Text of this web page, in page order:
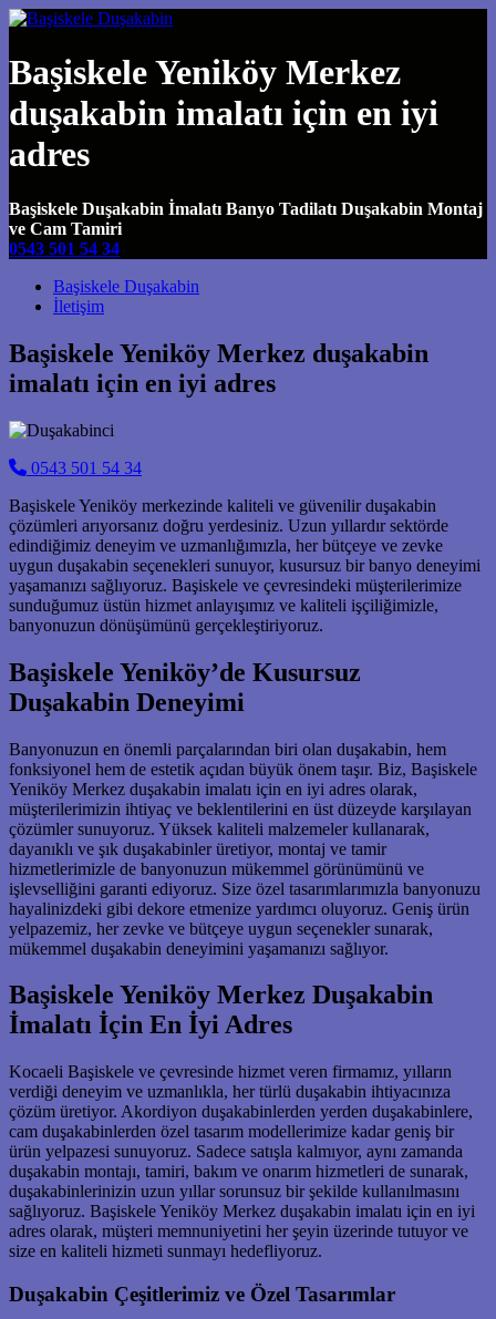
Başiskele Yeniköy Merkez
duşakabin imalatı için en iyi
adres
Başiskele Duşakabin İmalatı Banyo Tadilatı Duşakabin Montaj
ve Cam Tamiri
0543 501 54 34
Main Navigation
Başiskele Duşakabin
İletişim
Başiskele Yeniköy Merkez duşakabin
imalatı için en iyi adres
0543 501 54 34
Başiskele Yeniköy merkezinde kaliteli ve güvenilir duşakabin
çözümleri arıyorsanız doğru yerdesiniz. Uzun yıllardır sektörde
edindiğimiz deneyim ve uzmanlığımızla, her bütçeye ve zevke
uygun duşakabin seçenekleri sunuyor, kusursuz bir banyo deneyimi
yaşamanızı sağlıyoruz. Başiskele ve çevresindeki müşterilerimize
sunduğumuz üstün hizmet anlayışımız ve kaliteli işçiliğimizle,
banyonuzun dönüşümünü gerçekleştiriyoruz.
Başiskele Yeniköy’de Kusursuz
Duşakabin Deneyimi
Banyonuzun en önemli parçalarından biri olan duşakabin, hem
fonksiyonel hem de estetik açıdan büyük önem taşır. Biz, Başiskele
Yeniköy Merkez duşakabin imalatı için en iyi adres olarak,
müşterilerimizin ihtiyaç ve beklentilerini en üst düzeyde karşılayan
çözümler sunuyoruz. Yüksek kaliteli malzemeler kullanarak,
dayanıklı ve şık duşakabinler üretiyor, montaj ve tamir
hizmetlerimizle de banyonuzun mükemmel görünümünü ve
işlevselliğini garanti ediyoruz. Size özel tasarımlarımızla banyonuzu
hayalinizdeki gibi dekore etmenize yardımcı oluyoruz. Geniş ürün
yelpazemiz, her zevke ve bütçeye uygun seçenekler sunarak,
mükemmel duşakabin deneyimini yaşamanızı sağlıyor.
Başiskele Yeniköy Merkez Duşakabin
İmalatı İçin En İyi Adres
Kocaeli Başiskele ve çevresinde hizmet veren firmamız, yılların
verdiği deneyim ve uzmanlıkla, her türlü duşakabin ihtiyacınıza
çözüm üretiyor. Akordiyon duşakabinlerden yerden duşakabinlere,
cam duşakabinlerden özel tasarım modellerimize kadar geniş bir
ürün yelpazesi sunuyoruz. Sadece satışla kalmıyor, aynı zamanda
duşakabin montajı, tamiri, bakım ve onarım hizmetleri de sunarak,
duşakabinlerinizin uzun yıllar sorunsuz bir şekilde kullanılmasını
sağlıyoruz. Başiskele Yeniköy Merkez duşakabin imalatı için en iyi
adres olarak, müşteri memnuniyetini her şeyin üzerinde tutuyor ve
size en kaliteli hizmeti sunmayı hedefliyoruz.
Duşakabin Çeşitlerimiz ve Özel Tasarımlar